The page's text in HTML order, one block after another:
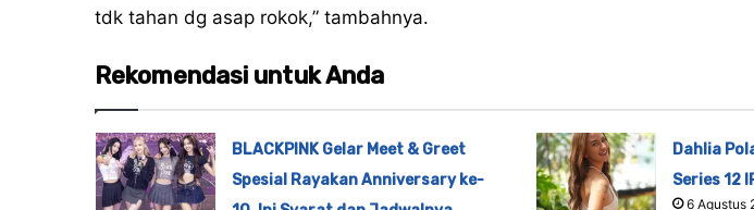
tdk tahan dg asap rokok,” tambahnya.
Rekomendasi untuk Anda
BLACKPINK Gelar Meet & Greet
Spesial Rayakan Anniversary ke-
Dahlia
Series 12
6 Agustus